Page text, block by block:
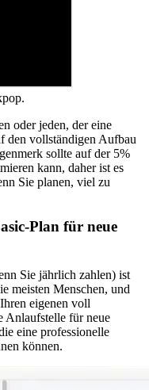
oder jeden, der eine
den vollständigen Aufbau
sollte auf der 5%
kann, daher ist es
Sie planen, viel zu
Plan für neue
Sie jährlich zahlen) ist
meisten Menschen, und
eigenen voll
Anlaufstelle für neue
eine professionelle
können.